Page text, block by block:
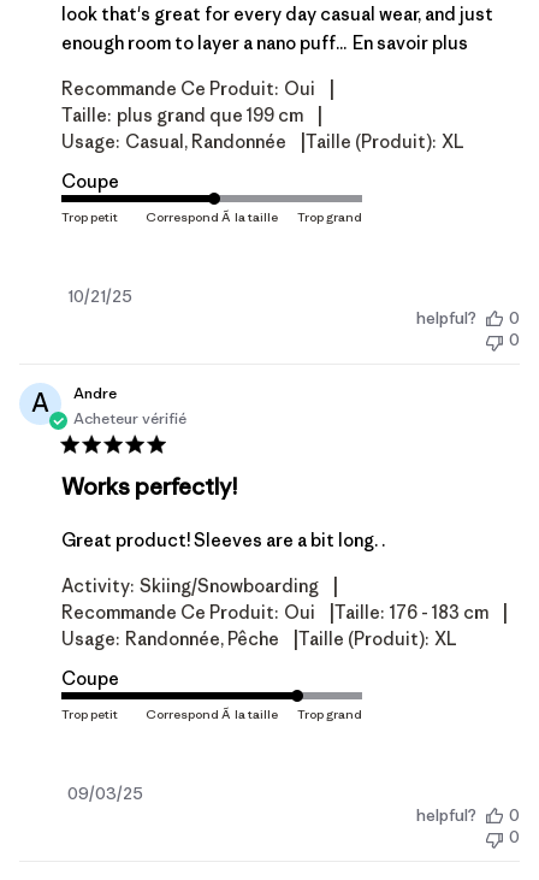
look that's great for every day casual wear, and just
enough room to layer a nano puff... En savoir plus
Recommande Ce Produit: Oui
Taille: plus grand que 199 cm
Usage: Casual, Randonnée Taille (produit): XL
Coupe
Date
10/21/25
helpful?
0
0
A
Andre
Acheteur vérifié
Works perfectly!
Great product! Sleeves are a bit long. .
Activity: Skiing/Snowboarding
Recommande Ce Produit: Oui Taille: 176 - 183 cm
Usage: Randonnée, Pêche Taille (produit): XL
Coupe
Date
09/03/25
helpful?
0
0